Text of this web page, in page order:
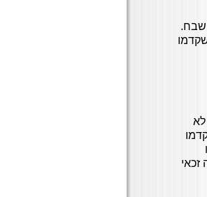
שבח.
מדירת מגורים אחת ב 4 שנים שקדמו
לא
שקדמו
יהיה זכאי